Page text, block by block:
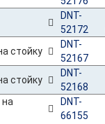
DNT-
52172
DNT-
52167
DNT-
52168
DNT-
66155